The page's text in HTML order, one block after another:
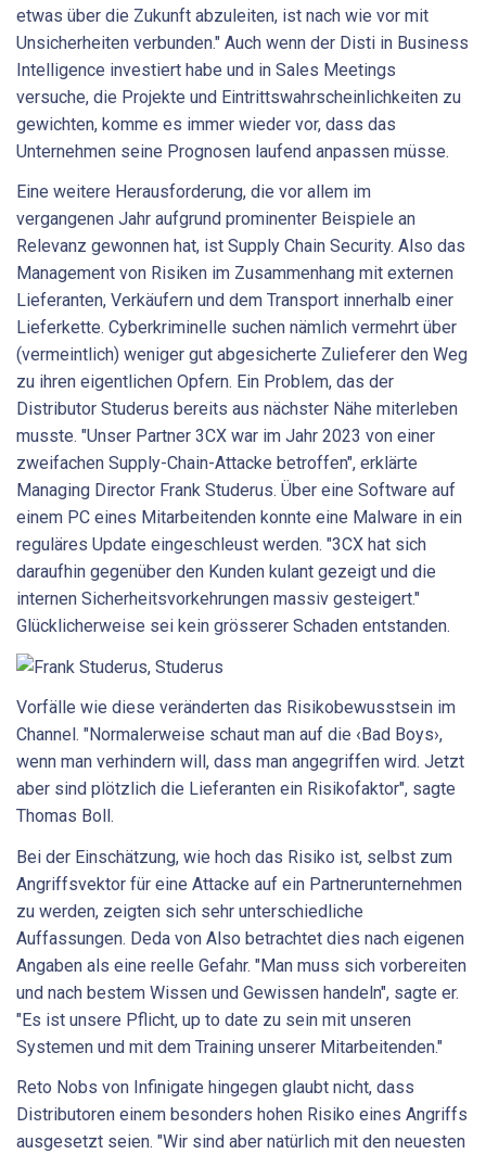
etwas über die Zukunft abzuleiten, ist nach wie vor mit
Unsicherheiten verbunden." Auch wenn der Disti in Business
Intelligence investiert habe und in Sales Meetings
versuche, die Projekte und Eintrittswahrscheinlichkeiten zu
gewichten, komme es immer wieder vor, dass das
Unternehmen seine Prognosen laufend anpassen müsse.
Eine weitere Herausforderung, die vor allem im
vergangenen Jahr aufgrund prominenter Beispiele an
Relevanz gewonnen hat, ist Supply Chain Security. Also das
Management von Risiken im Zusammenhang mit externen
Lieferanten, Verkäufern und dem Transport innerhalb einer
Lieferkette. Cyberkriminelle suchen nämlich vermehrt über
(vermeintlich) weniger gut abgesicherte Zulieferer den Weg
zu ihren eigentlichen Opfern. Ein Problem, das der
Distributor Studerus bereits aus nächster Nähe miterleben
musste. "Unser Partner 3CX war im Jahr 2023 von einer
zweifachen Supply-Chain-Attacke betroffen", erklärte
Managing Director Frank Studerus. Über eine Software auf
einem PC eines Mitarbeitenden konnte eine Malware in ein
reguläres Update eingeschleust werden. "3CX hat sich
daraufhin gegenüber den Kunden kulant gezeigt und die
internen Sicherheitsvorkehrungen massiv gesteigert."
Glücklicherweise sei kein grösserer Schaden entstanden.
Vorfälle wie diese veränderten das Risikobewusstsein im
Channel. "Normalerweise schaut man auf die ‹Bad Boys›,
wenn man verhindern will, dass man angegriffen wird. Jetzt
aber sind plötzlich die Lieferanten ein Risikofaktor", sagte
Thomas Boll.
Bei der Einschätzung, wie hoch das Risiko ist, selbst zum
Angriffsvektor für eine Attacke auf ein Partnerunternehmen
zu werden, zeigten sich sehr unterschiedliche
Auffassungen. Deda von Also betrachtet dies nach eigenen
Angaben als eine reelle Gefahr. "Man muss sich vorbereiten
und nach bestem Wissen und Gewissen handeln", sagte er.
"Es ist unsere Pflicht, up to date zu sein mit unseren
Systemen und mit dem Training unserer Mitarbeitenden."
Reto Nobs von Infinigate hingegen glaubt nicht, dass
Distributoren einem besonders hohen Risiko eines Angriffs
ausgesetzt seien. "Wir sind aber natürlich mit den neuesten